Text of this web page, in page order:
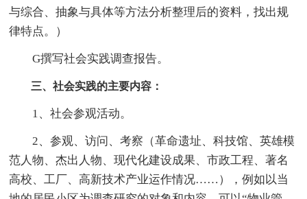
与综合、抽象与具体等方法分析整理后的资料，找出规
律特点。）
G撰写社会实践调查报告。
三、社会实践的主要内容：
1、社会参观活动。
2、参观、访问、考察（革命遗址、科技馆、英雄模
范人物、杰出人物、现代化建设成果、市政工程、著名
高校、工厂、高新技术产业运作情况……），例如以当